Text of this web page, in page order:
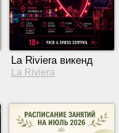
La Riviera викенд
La Riviera